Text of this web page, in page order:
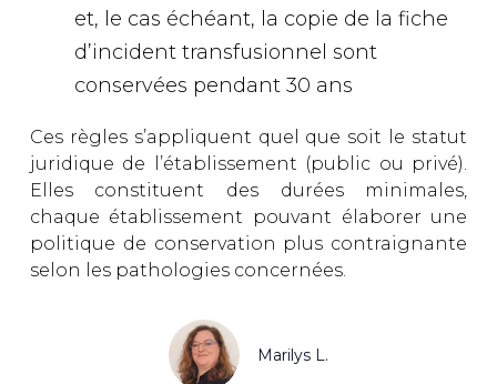
et, le cas échéant, la copie de la fiche
d’incident transfusionnel sont
conservées pendant 30 ans
Ces règles s’appliquent quel que soit le statut
juridique de l’établissement (public ou privé).
Elles constituent des durées minimales,
chaque établissement pouvant élaborer une
politique de conservation plus contraignante
selon les pathologies concernées.
Marilys L.